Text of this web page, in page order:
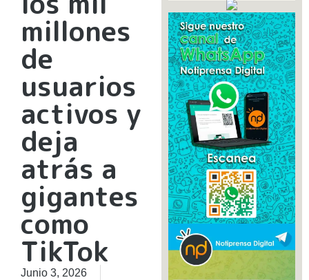
millones
de
usuarios
activos y
deja
atrás a
gigantes
como
TikTok
Junio 3, 2026